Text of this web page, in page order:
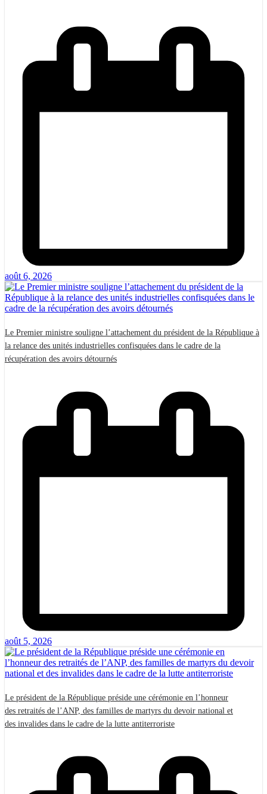
août 6, 2026
Le Premier ministre souligne l’attachement du président de la République à
la relance des unités industrielles confisquées dans le cadre de la
récupération des avoirs détournés
août 5, 2026
Le président de la République préside une cérémonie en l’honneur
des retraités de l’ANP, des familles de martyrs du devoir national et
des invalides dans le cadre de la lutte antiterroriste